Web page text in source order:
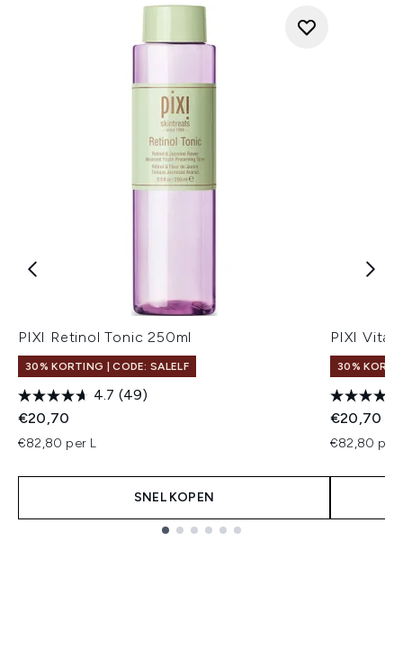
PIXI Retinol Tonic 250ml
30% KORTING | CODE: SALELF
4.7 (49)
€20,70
€82,80 per L
SNEL KOPEN
PIXI
30%
€20,70
€82,80 per